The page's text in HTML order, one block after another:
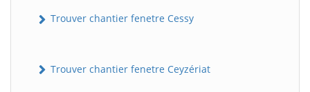
Trouver chantier fenetre Cessy
Trouver chantier fenetre Ceyzériat